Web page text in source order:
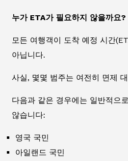
누가 ETA가 필요하지 않을까요?
모든 여행객이 도착 예정 시간
아닙니다.
사실, 몇몇 범주는 여전히 면제
다음과 같은 경우에는 일반적으
않습니다:
영국 국민
아일랜드 국민